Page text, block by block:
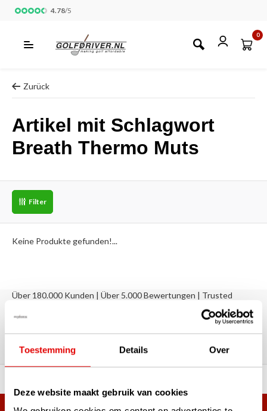
Toestemming Details Over
Deze website maakt gebruik van cookies
4.78/5
0
Zurück
Artikel mit Schlagwort
Breath Thermo Muts
Filter
Keine Produkte gefunden!...
Über 180.000 Kunden | Über 5.000 Bewertungen | Trusted
Bewertungen: Das sagen unsere
Kunden